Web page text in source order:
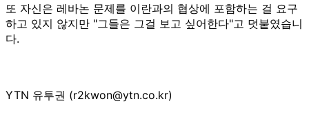
또 자신은 레바논 문제를 이란과의 협상에 포함하는 걸 요구
하고 있지 않지만 "그들은 그걸 보고 싶어한다"고 덧붙였습니
다.
YTN 유투권 (r2kwon@ytn.co.kr)